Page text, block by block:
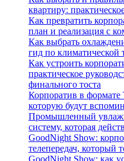
квартиру:
Как превратить
план и реализация с
Как выбрать
гид по климатической
Как устроить
практическое
финального тоста
Корпоратив в формате
которую будут
Промышленный
систему, которая
GoodNight Show:
телепередач, который
GoodNight Show: как